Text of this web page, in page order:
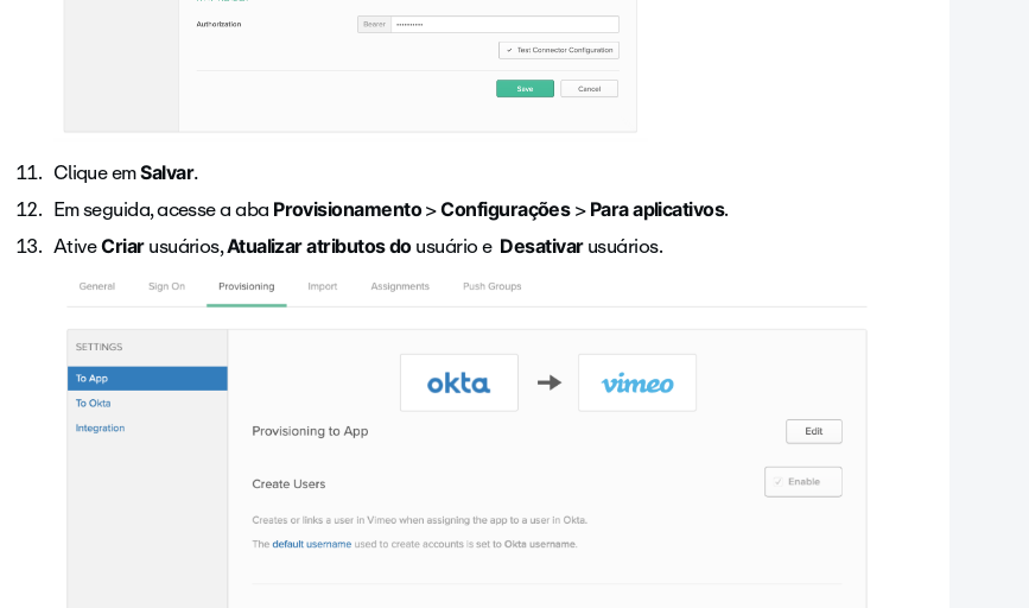
Clique emSalvar.
Em seguida, acesse a aba Provisionamento>Configurações> Para aplicativos.
AtiveCriarusuários,Atualizar atributos dousuário e Desativarusuários.